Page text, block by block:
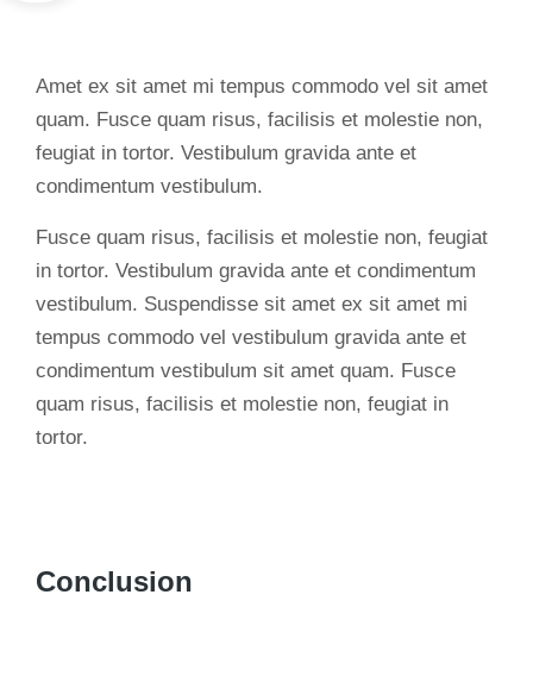
Amet ex sit amet mi tempus commodo vel sit amet
quam. Fusce quam risus, facilisis et molestie non,
feugiat in tortor. Vestibulum gravida ante et
condimentum vestibulum.
Fusce quam risus, facilisis et molestie non, feugiat
in tortor. Vestibulum gravida ante et condimentum
vestibulum. Suspendisse sit amet ex sit amet mi
tempus commodo vel vestibulum gravida ante et
condimentum vestibulum sit amet quam. Fusce
quam risus, facilisis et molestie non, feugiat in
tortor.
Conclusion